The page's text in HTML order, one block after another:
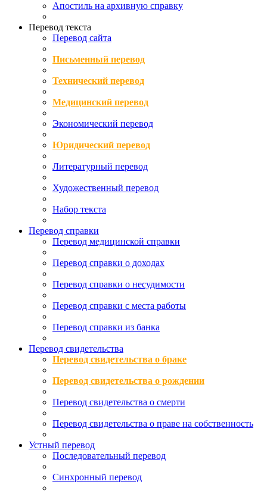
Апостиль на архивную справку
Перевод текста
Перевод сайта
Письменный перевод
Технический перевод
Медицинский перевод
Экономический перевод
Юридический перевод
Литературный перевод
Художественный перевод
Набор текста
Перевод справки
Перевод медицинской справки
Перевод справки о доходах
Перевод справки о несудимости
Перевод справки с места работы
Перевод справки из банка
Перевод свидетельства
Перевод свидетельства о браке
Перевод свидетельства о рождении
Перевод свидетельства о смерти
Перевод свидетельства о праве на собственность
Устный перевод
Последовательный перевод
Синхронный перевод